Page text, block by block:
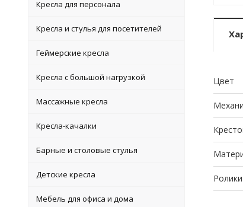
Кресла для персонала
Кресла и стулья для посетителей
Геймерские кресла
Кресла с большой нагрузкой
Массажные кресла
Кресла-качалки
Барные и столовые стулья
Детские кресла
Мебель для офиса и дома
Цвет
Ролики